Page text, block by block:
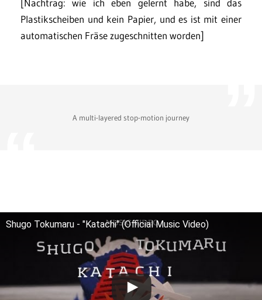
[Nachtrag: wie ich eben gelernt habe, sind das
Plastikscheiben und kein Papier, und es ist mit einer
automatischen Fräse zugeschnitten worden]
A multi-layered stop-motion journey
Shugo Tokumaru - "Katachi" (Official Music Video)